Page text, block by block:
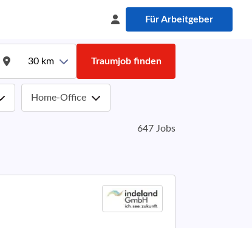
Für Arbeitgeber
30 km Traumjob finden
Home-Office
647 Jobs